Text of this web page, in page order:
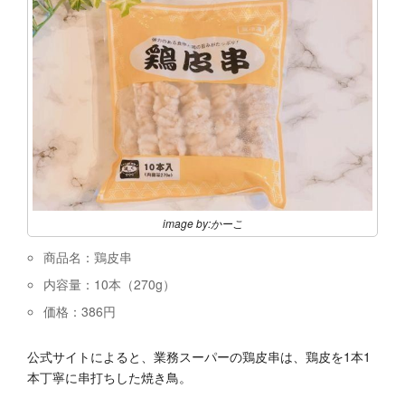
image by:かーこ
商品名：鶏皮串
内容量：10本（270g）
価格：386円
公式サイトによると、業務スーパーの鶏皮串は、鶏皮を1本1
本丁寧に串打ちした焼き鳥。